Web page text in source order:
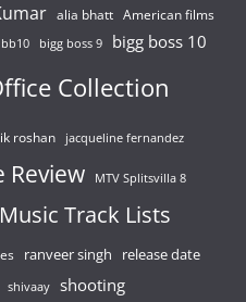
alia bhatt American films
bb10 bigg boss 9 bigg boss 10
Collection
roshan jacqueline fernandez
Review MTV Splitsvilla 8
Music Track Lists
ranveer singh release date
shivaay shooting